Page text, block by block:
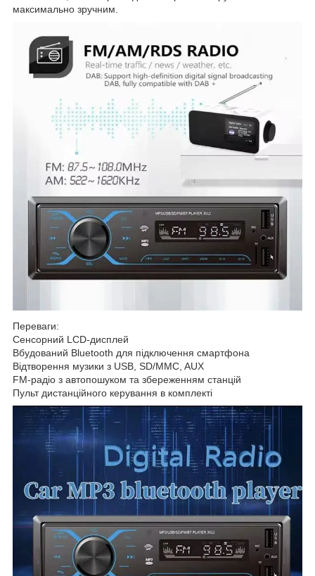
максимально зручним.
Переваги:
Сенсорний LCD-дисплей
Вбудований Bluetooth для підключення смартфона
Відтворення музики з USB, SD/MMC, AUX
FM-радіо з автопошуком та збереженням станцій
Пульт дистанційного керування в комплекті